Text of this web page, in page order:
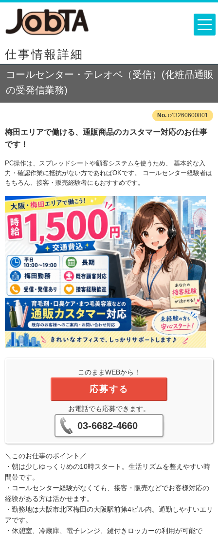
仕事情報詳細
コールセンター・テレオペ（受信）(化粧品通販
の受発信業務)
c43260600801
梅田エリアで働ける、通販商品のカスタマー対応のお仕事
です！
PC操作は、スプレッドシートや顧客システムを使うため、 基本的な入
力・確認作業に抵抗がない方であればOKです。 コールセンター経験者は
もちろん、接客・販売経験者にもおすすめです。
このままWEBから！
応募する
お電話でも応募できます。
03-6682-4660
＼このお仕事のポイント／
・朝は少しゆっくりめの10時スタート。生活リズムを整えやすい時
間帯です。
・コールセンター経験がなくても、接客・販売などでお客様対応の
経験がある方は活かせます。
・勤務地は大阪市北区梅田の大阪駅前第4ビル内。通勤しやすいエリ
アです。
・休憩室、冷蔵庫、電子レンジ、鍵付きロッカーの利用が可能で